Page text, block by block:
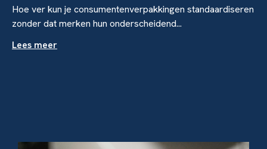
Hoe ver kun je consumentenverpakkingen standaardiseren
zonder dat merken hun onderscheidend...
Lees meer